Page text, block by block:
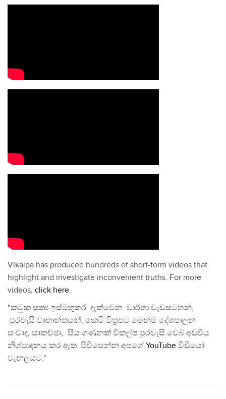
Vikalpa has produced hundreds of short-form videos that
highlight and investigate inconvenient truths. For more
videos, click here.
"කටුක සත්‍ය ඉස්මතුකර දැක්වෙන වාර්තා වැඩසටහන්,
පුරවැසි වෘතාන්තයන්, කෙටි චිත්‍රපට මෙන්ම දේශපාලන
සංවාද, සාකච්ඡා, සිය ගණනක් විකල්ප පුරවැසි වෙබ් අඩවිය
නිශ්පාදනය කර ඇත. පිවිසෙන්න අපගේ YouTube වීඩියෝ
චැනලයට."